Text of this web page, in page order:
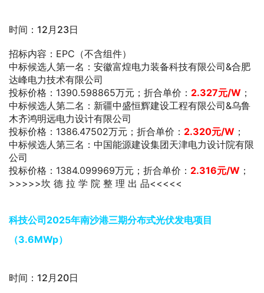
时间：12月23日
招标内容：EPC（不含组件）
中标候选人第一名：安徽富煌电力装备科技有限公司&合肥
达峰电力技术有限公司
投标价格：1390.598865万元；折合单价： 2.327元/W ；
中标候选人第二名：新疆中盛恒辉建设工程有限公司&乌鲁
木齐鸿明远电力设计有限公司
投标价格：1386.47502万元；折合单价： 2.320元/W ；
中标候选人第三名：中国能源建设集团天津电力设计院有限
公司
投标价格：1384.099969万元；折合单价： 2.316元/W ；
>>>>>坎 德 拉 学 院 整 理 出 品<<<<<
科技公司2025年南沙港三期分布式光伏发电项目
（3.6MWp）
时间：12月20日